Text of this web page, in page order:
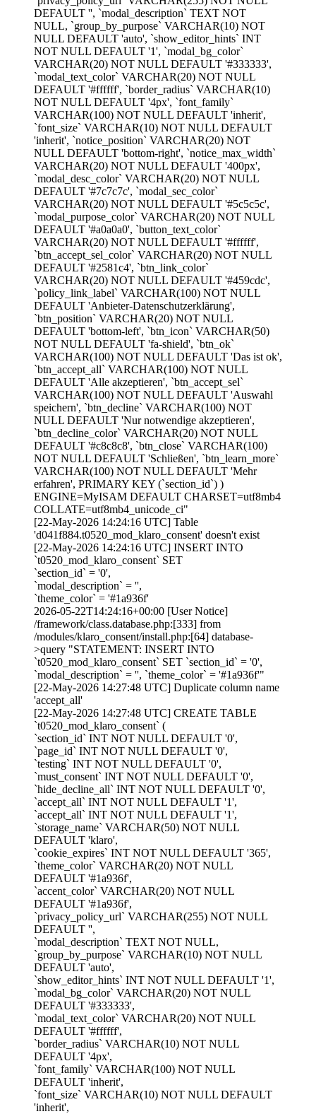
DEFAULT '', `modal_description` TEXT NOT
NULL, `group_by_purpose` VARCHAR(10) NOT
NULL DEFAULT 'auto', `show_editor_hints` INT
NOT NULL DEFAULT '1', `modal_bg_color`
VARCHAR(20) NOT NULL DEFAULT '#333333',
`modal_text_color` VARCHAR(20) NOT NULL
DEFAULT '#ffffff', `border_radius` VARCHAR(10)
NOT NULL DEFAULT '4px', `font_family`
VARCHAR(100) NOT NULL DEFAULT 'inherit',
`font_size` VARCHAR(10) NOT NULL DEFAULT
'inherit', `notice_position` VARCHAR(20) NOT
NULL DEFAULT 'bottom-right', `notice_max_width`
VARCHAR(20) NOT NULL DEFAULT '400px',
`modal_desc_color` VARCHAR(20) NOT NULL
DEFAULT '#7c7c7c', `modal_sec_color`
VARCHAR(20) NOT NULL DEFAULT '#5c5c5c',
`modal_purpose_color` VARCHAR(20) NOT NULL
DEFAULT '#a0a0a0', `button_text_color`
VARCHAR(20) NOT NULL DEFAULT '#ffffff',
`btn_accept_sel_color` VARCHAR(20) NOT NULL
DEFAULT '#2581c4', `btn_link_color`
VARCHAR(20) NOT NULL DEFAULT '#459cdc',
`policy_link_label` VARCHAR(100) NOT NULL
DEFAULT 'Anbieter-Datenschutzerklärung',
`btn_position` VARCHAR(20) NOT NULL
DEFAULT 'bottom-left', `btn_icon` VARCHAR(50)
NOT NULL DEFAULT 'fa-shield', `btn_ok`
VARCHAR(100) NOT NULL DEFAULT 'Das ist ok',
`btn_accept_all` VARCHAR(100) NOT NULL
DEFAULT 'Alle akzeptieren', `btn_accept_sel`
VARCHAR(100) NOT NULL DEFAULT 'Auswahl
speichern', `btn_decline` VARCHAR(100) NOT
NULL DEFAULT 'Nur notwendige akzeptieren',
`btn_decline_color` VARCHAR(20) NOT NULL
DEFAULT '#c8c8c8', `btn_close` VARCHAR(100)
NOT NULL DEFAULT 'Schließen', `btn_learn_more`
VARCHAR(100) NOT NULL DEFAULT 'Mehr
erfahren', PRIMARY KEY (`section_id`) )
ENGINE=MyISAM DEFAULT CHARSET=utf8mb4
COLLATE=utf8mb4_unicode_ci"
[22-May-2026 14:24:16 UTC] Table
'd041f884.t0520_mod_klaro_consent' doesn't exist
[22-May-2026 14:24:16 UTC] INSERT INTO
`t0520_mod_klaro_consent` SET
`section_id` = '0',
`modal_description` = '',
`theme_color` = '#1a936f'
2026-05-22T14:24:16+00:00 [User Notice]
/framework/class.database.php:[333] from
/modules/klaro_consent/install.php:[64] database-
>query "STATEMENT: INSERT INTO
`t0520_mod_klaro_consent` SET `section_id` = '0',
`modal_description` = '', `theme_color` = '#1a936f'"
[22-May-2026 14:27:48 UTC] Duplicate column name
'accept_all'
[22-May-2026 14:27:48 UTC] CREATE TABLE
`t0520_mod_klaro_consent` (
`section_id` INT NOT NULL DEFAULT '0',
`page_id` INT NOT NULL DEFAULT '0',
`testing` INT NOT NULL DEFAULT '0',
`must_consent` INT NOT NULL DEFAULT '0',
`hide_decline_all` INT NOT NULL DEFAULT '0',
`accept_all` INT NOT NULL DEFAULT '1',
`accept_all` INT NOT NULL DEFAULT '1',
`storage_name` VARCHAR(50) NOT NULL
DEFAULT 'klaro',
`cookie_expires` INT NOT NULL DEFAULT '365',
`theme_color` VARCHAR(20) NOT NULL
DEFAULT '#1a936f',
`accent_color` VARCHAR(20) NOT NULL
DEFAULT '#1a936f',
`privacy_policy_url` VARCHAR(255) NOT NULL
DEFAULT '',
`modal_description` TEXT NOT NULL,
`group_by_purpose` VARCHAR(10) NOT NULL
DEFAULT 'auto',
`show_editor_hints` INT NOT NULL DEFAULT '1',
`modal_bg_color` VARCHAR(20) NOT NULL
DEFAULT '#333333',
`modal_text_color` VARCHAR(20) NOT NULL
DEFAULT '#ffffff',
`border_radius` VARCHAR(10) NOT NULL
DEFAULT '4px',
`font_family` VARCHAR(100) NOT NULL
DEFAULT 'inherit',
`font_size` VARCHAR(10) NOT NULL DEFAULT
'inherit',